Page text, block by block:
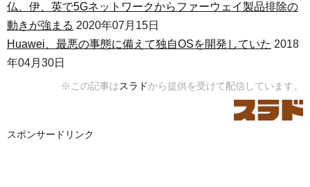
仏、伊、英で5Gネットワークからファーウェイ製品排除の
動きが強まる 2020年07月15日
Huawei、最悪の事態に備えて独自OSを開発していた 2018
年04月30日
※この記事はスラドから提供を受けて配信しています。
スポンサードリンク